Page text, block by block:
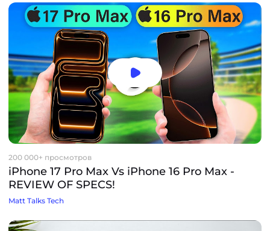
200 000+ просмотров
iPhone 17 Pro Max Vs iPhone 16 Pro Max -
REVIEW OF SPECS!
Matt Talks Tech